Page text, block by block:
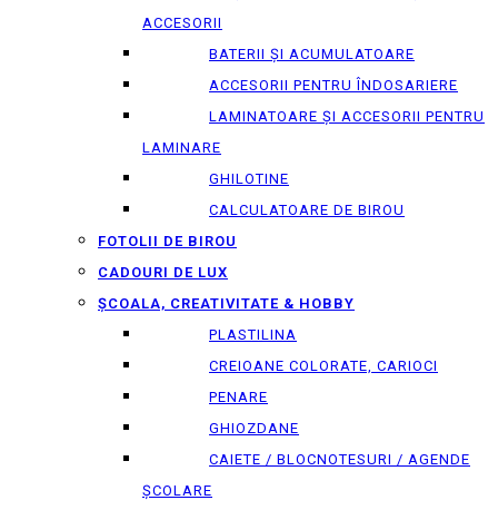
ACCESORII
BATERII ȘI ACUMULATOARE
ACCESORII PENTRU ÎNDOSARIERE
LAMINATOARE ȘI ACCESORII PENTRU
LAMINARE
GHILOTINE
CALCULATOARE DE BIROU
FOTOLII DE BIROU
CADOURI DE LUX
ȘCOALA, CREATIVITATE & HOBBY
PLASTILINA
CREIOANE COLORATE, CARIOCI
PENARE
GHIOZDANE
CAIETE / BLOCNOTESURI / AGENDE
ȘCOLARE